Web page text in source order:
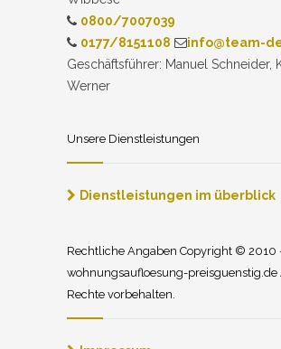
0800/7007039
0177/8151108
info@team-
Geschäftsführer: Manuel Schneider,
Werner
Unsere Dienstleistungen
Dienstleistungen im überblick
Rechtliche Angaben Copyright © 2010
wohnungsaufloesung-preisguenstig.de
Rechte vorbehalten.